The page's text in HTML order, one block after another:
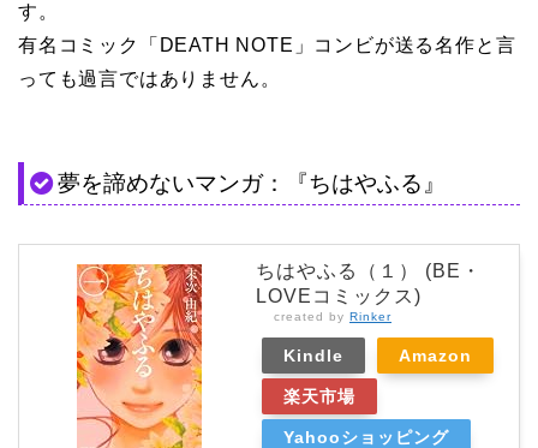
す。
有名コミック「DEATH NOTE」コンビが送る名作と言
っても過言ではありません。
夢を諦めないマンガ：『ちはやふる』
ちはやふる（１） (BE・
LOVEコミックス)
created by Rinker
Kindle Amazon
楽天市場
Yahooショッピング